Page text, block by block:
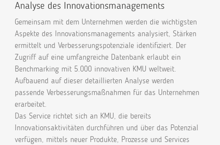
Analyse des Innovationsmanagements
Gemeinsam mit dem Unternehmen werden die wichtigsten
Aspekte des Innovationsmanagements analysiert, Stärken
ermittelt und Verbesserungspotenziale identifiziert. Der
Zugriff auf eine umfangreiche Datenbank erlaubt ein
Benchmarking mit 5.000 innovativen KMU weltweit.
Aufbauend auf dieser detaillierten Analyse werden
passende Verbesserungsmaßnahmen für das Unternehmen
erarbeitet.
Das Service richtet sich an KMU, die bereits
Innovationsaktivitäten durchführen und über das Potenzial
verfügen, mittels neuer Produkte, Prozesse und Services